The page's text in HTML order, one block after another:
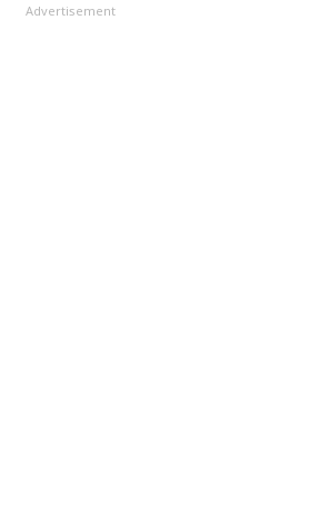
Advertisement